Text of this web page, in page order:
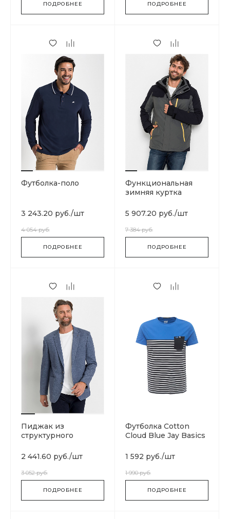
ПОДРОБНЕЕ ПОДРОБНЕЕ
Футболка-поло
3 243.20 руб./шт
4 054 руб.
ПОДРОБНЕЕ
Функциональная
зимняя куртка
5 907.20 руб./шт
7 384 руб.
ПОДРОБНЕЕ
Пиджак из
структурного
2 441.60 руб./шт
3 052 руб.
ПОДРОБНЕЕ
Футболка Cotton
Cloud Blue Jay Basics
1 592 руб./шт
1 990 руб.
ПОДРОБНЕЕ